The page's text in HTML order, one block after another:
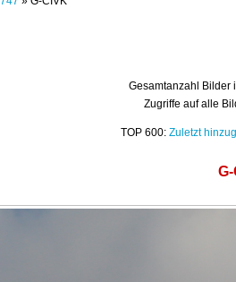
Gesamtanzahl Bilder
Zugriffe auf alle
TOP 600:Zuletzt